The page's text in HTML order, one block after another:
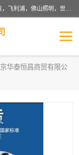
专业配送水暖器材、光源灯具、五金交电等维修物资，飞利浦，佛山照明，世达，博世，九牧，特陶等各产品涉及国内外知名品牌。公司专注与物业、学校、酒店、工厂等单位合作，提供一站式配送服务，降低客户综合成本。依托电子商务改变传统模式，以专业的团队为客户提供24H物资配送到达，货到月结、统一开票，便捷退换等服务，提高了企业的运营效率。
华泰恒昌商贸有限公
材